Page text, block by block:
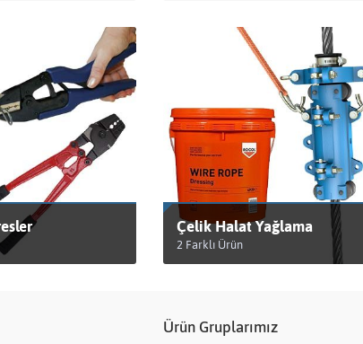
Çelik Halat Yağlama
2 Farklı Ürün
Ürün Gruplarımız